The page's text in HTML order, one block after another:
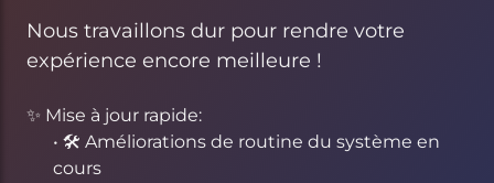
Nous travaillons dur pour rendre votre
expérience encore meilleure !
✨ Mise à jour rapide:
• 🛠 Améliorations de routine du système en
cours